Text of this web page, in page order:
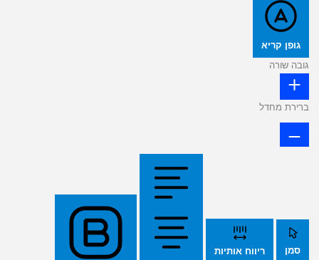
גופן קריא
גובה שורה
ברירת מחדל
סמן ריווח אותיות